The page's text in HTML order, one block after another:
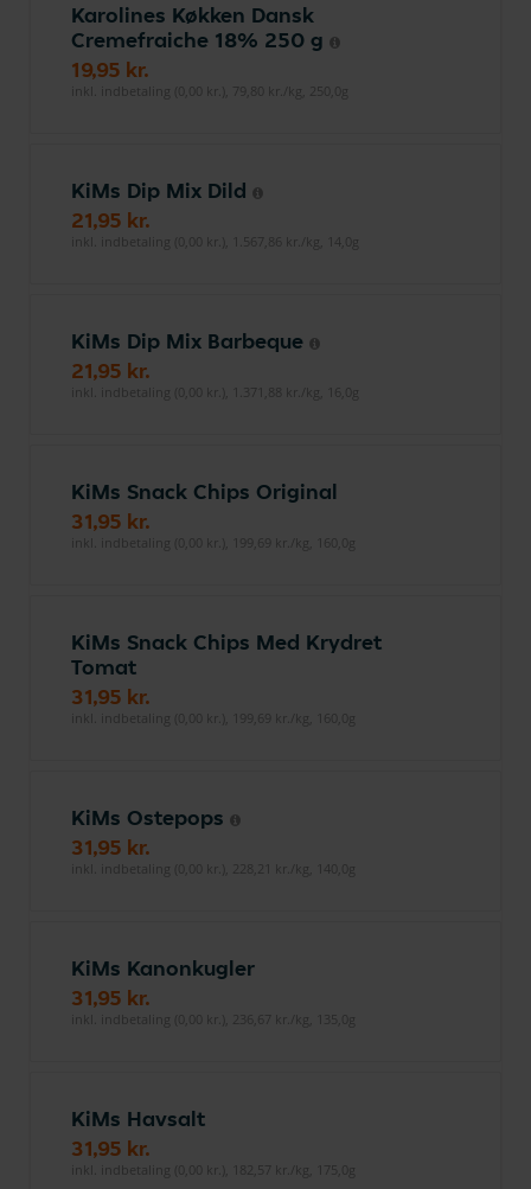
Karolines Køkken Dansk
Cremefraiche 18% 250 g
19,95 kr.
inkl. indbetaling (0,00 kr.), 79,80 kr./kg, 250,0g
KiMs Dip Mix Dild
21,95 kr.
inkl. indbetaling (0,00 kr.), 1.567,86 kr./kg, 14,0g
KiMs Dip Mix Barbeque
21,95 kr.
inkl. indbetaling (0,00 kr.), 1.371,88 kr./kg, 16,0g
KiMs Snack Chips Original
31,95 kr.
inkl. indbetaling (0,00 kr.), 199,69 kr./kg, 160,0g
KiMs Snack Chips Med Krydret
Tomat
31,95 kr.
inkl. indbetaling (0,00 kr.), 199,69 kr./kg, 160,0g
KiMs Ostepops
31,95 kr.
inkl. indbetaling (0,00 kr.), 228,21 kr./kg, 140,0g
KiMs Kanonkugler
31,95 kr.
inkl. indbetaling (0,00 kr.), 236,67 kr./kg, 135,0g
KiMs Havsalt
31,95 kr.
inkl. indbetaling (0,00 kr.), 182,57 kr./kg, 175,0g